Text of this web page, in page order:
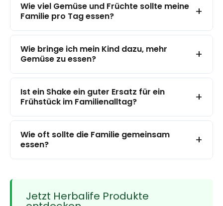
Wie viel Gemüse und Früchte sollte meine
Familie pro Tag essen?
+
Wie bringe ich mein Kind dazu, mehr
Gemüse zu essen?
+
Ist ein Shake ein guter Ersatz für ein
Frühstück im Familienalltag?
+
Wie oft sollte die Familie gemeinsam
essen?
+
Jetzt Herbalife Produkte